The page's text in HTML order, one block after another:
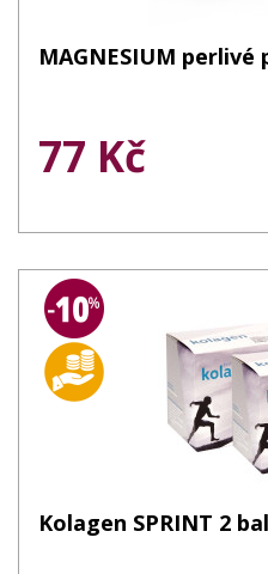
MAGNESIUM perlivé
77 Kč
Kolagen SPRINT 2